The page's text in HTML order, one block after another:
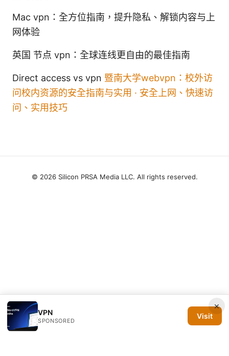
Mac vpn：全方位指南，提升隐私、解锁内容与上
网体验
英国 节点 vpn：全球连线更自由的最佳指南
Direct access vs vpn 暨南大学webvpn：校外访
问校内资源的安全指南与实用 · 安全上网、快速访
问、实用技巧
×
VPN
SPONSORED
Visit
© 2026 Silicon PRSA Media LLC. All rights reserved.